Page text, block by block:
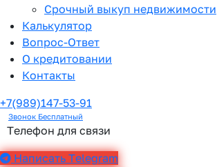
Срочный выкуп недвижимости
Калькулятор
Вопрос-Ответ
О кредитовании
Контакты
+7(989)147-53-91
Звонок Бесплатный
Телефон для связи
Написать Telegram